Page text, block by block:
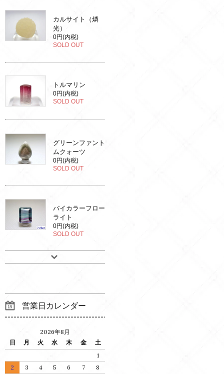
カルサイト（燐
光）
0円(内税)
SOLD OUT
トルマリン
0円(内税)
SOLD OUT
グリーンファント
ムクォーツ
0円(内税)
SOLD OUT
バイカラーフロー
ライト
0円(内税)
SOLD OUT
営業日カレンダー
2026年8月
日
月 火 水 木 金
土
1
2
3 4 5 6 7 8